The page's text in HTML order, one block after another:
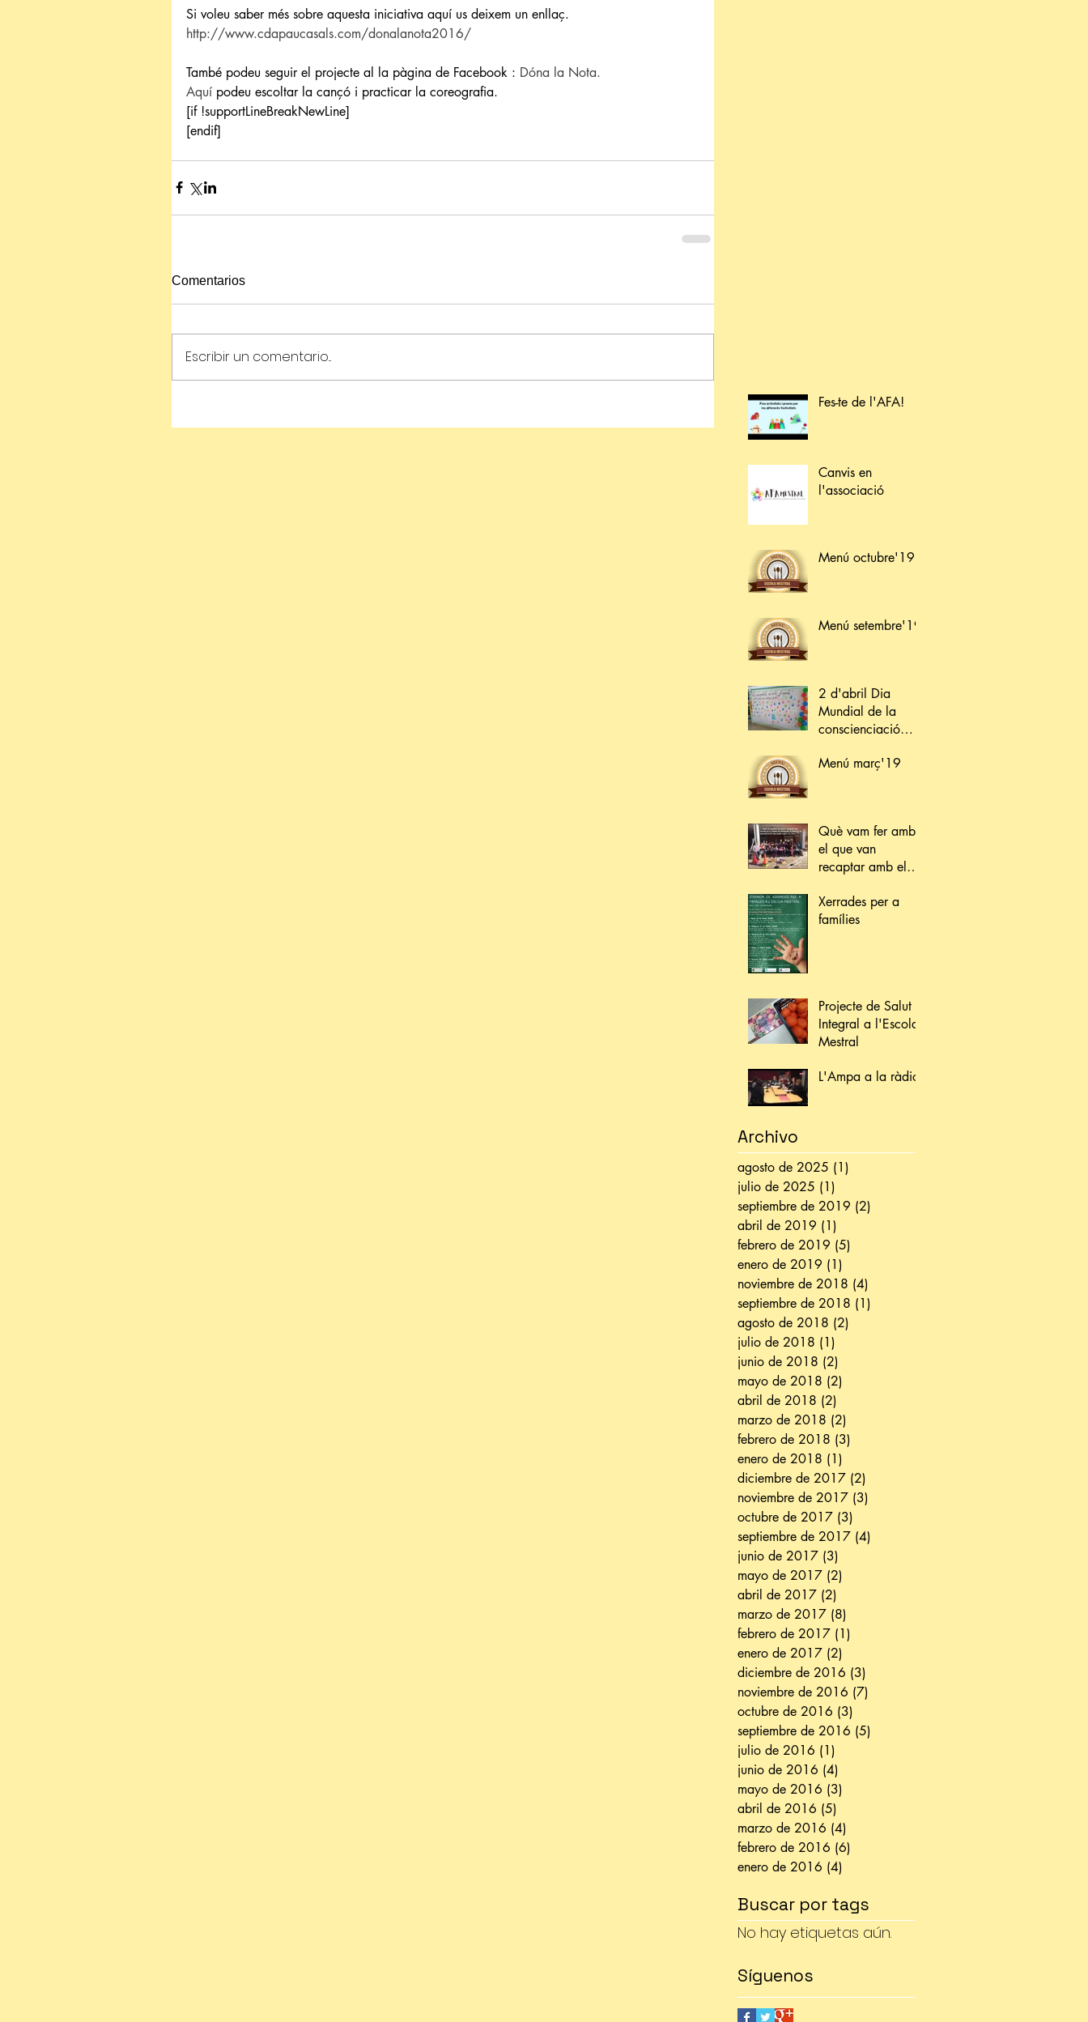
Si voleu saber més sobre aquesta iniciativa aquí us deixem un enllaç.
http://www.cdapaucasals.com/donalanota2016/
També podeu seguir el projecte al la pàgina de Facebook : Dóna la Nota.
Aquí podeu escoltar la cançó i practicar la coreografia.
[if !supportLineBreakNewLine]
[endif]
Comentarios
Escribir un comentario...
Fes-te de l'AFA!
Canvis en
l'associació
Menú octubre'19
Menú setembre'19
2 d'abril Dia
Mundial de la
conscienciació
Menú març'19
Què vam fer amb
el que van
recaptar amb el
càmera?
Xerrades per a
famílies
Projecte de Salut
Integral a l'Escola
Mestral
L'Ampa a la ràdio
Archivo
agosto de 2025 (1)
julio de 2025 (1)
septiembre de 2019 (2)
abril de 2019 (1)
febrero de 2019 (5)
enero de 2019 (1)
noviembre de 2018 (4)
septiembre de 2018 (1)
agosto de 2018 (2)
julio de 2018 (1)
junio de 2018 (2)
mayo de 2018 (2)
abril de 2018 (2)
marzo de 2018 (2)
febrero de 2018 (3)
enero de 2018 (1)
diciembre de 2017 (2)
noviembre de 2017 (3)
octubre de 2017 (3)
septiembre de 2017 (4)
junio de 2017 (3)
mayo de 2017 (2)
abril de 2017 (2)
marzo de 2017 (8)
febrero de 2017 (1)
enero de 2017 (2)
diciembre de 2016 (3)
noviembre de 2016 (7)
octubre de 2016 (3)
septiembre de 2016 (5)
julio de 2016 (1)
junio de 2016 (4)
mayo de 2016 (3)
abril de 2016 (5)
marzo de 2016 (4)
febrero de 2016 (6)
enero de 2016 (4)
Buscar por tags
No hay etiquetas aún.
Síguenos